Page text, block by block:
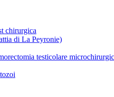
chirurgica
di La Peyronie)
testicolare